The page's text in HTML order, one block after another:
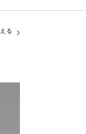
る